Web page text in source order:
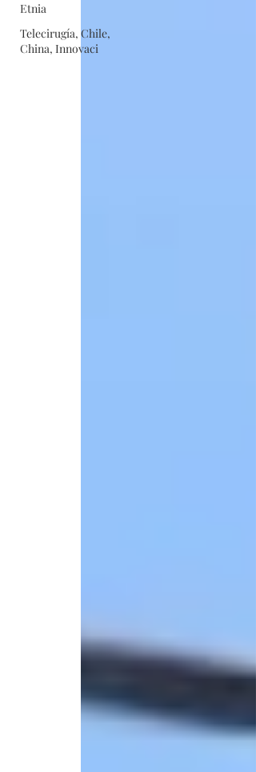
Etnia
Telecirugía, Chile,
China, Innovaci